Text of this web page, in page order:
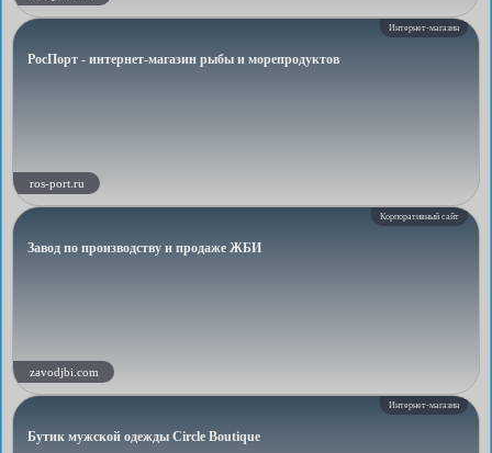
Интернет-магазин
РосПорт - интернет-магазин рыбы и морепродуктов
ros-port.ru
Корпоративный сайт
Завод по производству и продаже ЖБИ
zavodjbi.com
Интернет-магазин
Бутик мужской одежды Circle Boutique